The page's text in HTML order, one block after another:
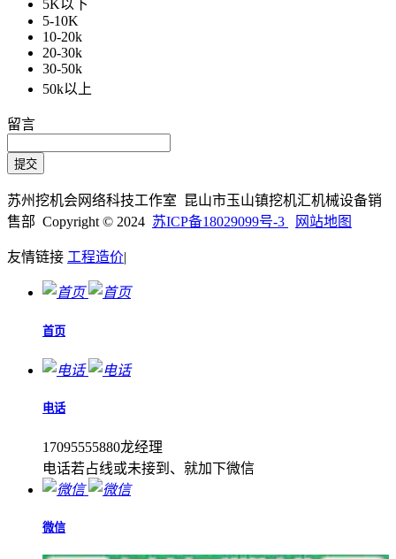
5K以下
5-10K
10-20k
20-30k
30-50k
50k以上
留言
苏州挖机会网络科技工作室 昆山市玉山镇挖机汇机械设备销
售部 Copyright © 2024 苏ICP备18029099号-3 网站地图
友情链接 工程造价|
首页
电话
17095555880龙经理
电话若占线或未接到、就加下微信
微信